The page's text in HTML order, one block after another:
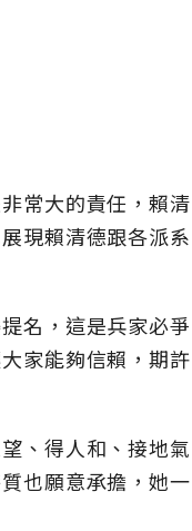
常大的責任，賴清
現賴清德跟各派系
名，這是兵家必爭
家能夠信賴，期許
、得人和、接地氣
也願意承擔，她一